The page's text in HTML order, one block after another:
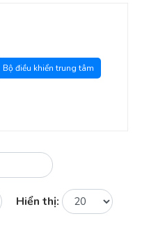
Bộ điều khiển trung tâm
Hiển thị: